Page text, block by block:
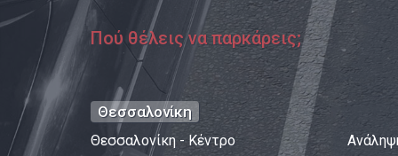
Πού θέλεις να παρκάρεις;
Θεσσαλονίκη
Θεσσαλονίκη - Κέντρο